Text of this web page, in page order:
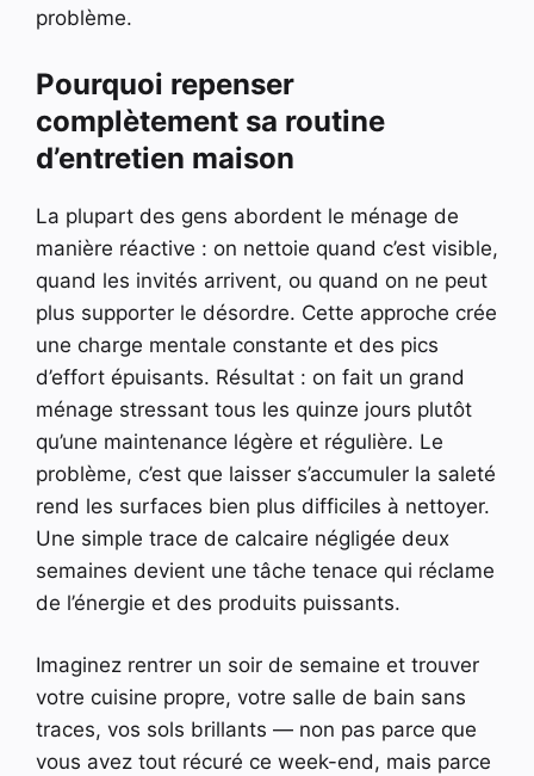
problème.
Pourquoi repenser
complètement sa routine
d’entretien maison
La plupart des gens abordent le ménage de
manière réactive : on nettoie quand c’est visible,
quand les invités arrivent, ou quand on ne peut
plus supporter le désordre. Cette approche crée
une charge mentale constante et des pics
d’effort épuisants. Résultat : on fait un grand
ménage stressant tous les quinze jours plutôt
qu’une maintenance légère et régulière. Le
problème, c’est que laisser s’accumuler la saleté
rend les surfaces bien plus difficiles à nettoyer.
Une simple trace de calcaire négligée deux
semaines devient une tâche tenace qui réclame
de l’énergie et des produits puissants.
Imaginez rentrer un soir de semaine et trouver
votre cuisine propre, votre salle de bain sans
traces, vos sols brillants — non pas parce que
vous avez tout récuré ce week-end, mais parce